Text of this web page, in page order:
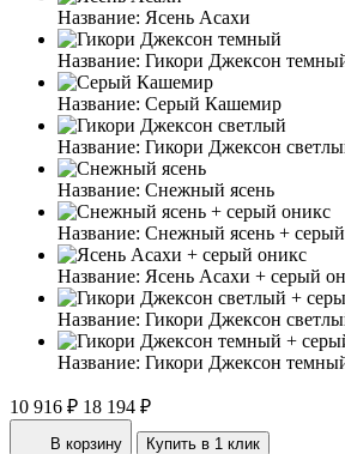
Название: Ясень Асахи
Название: Гикори Джексон
Название: Серый Кашемир
Название: Гикори Джексон
Название: Снежный ясень
Название: Снежный ясень +
Название: Ясень Асахи + серый
Название: Гикори Джексон
Название: Гикори Джексон
10 916 ₽ 18 194 ₽
В корзину Купить в 1 клик